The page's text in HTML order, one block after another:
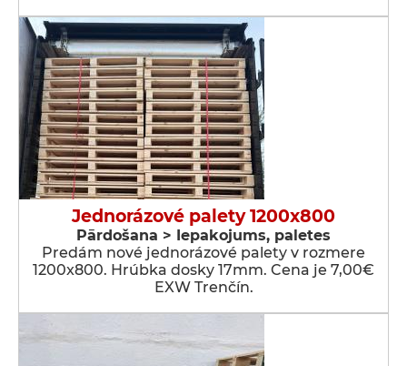
Jednorázové palety 1200x800
Pārdošana > Iepakojums, paletes
Predám nové jednorázové palety v rozmere
1200x800. Hrúbka dosky 17mm. Cena je 7,00€
EXW Trenčín.